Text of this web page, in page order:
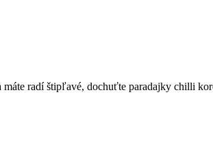
radí štipľavé, dochuťte paradajky chilli